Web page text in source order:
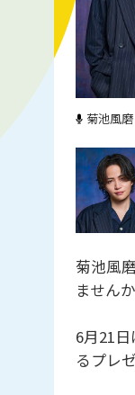
菊池風磨
菊池風
ません
6月21
るプレ